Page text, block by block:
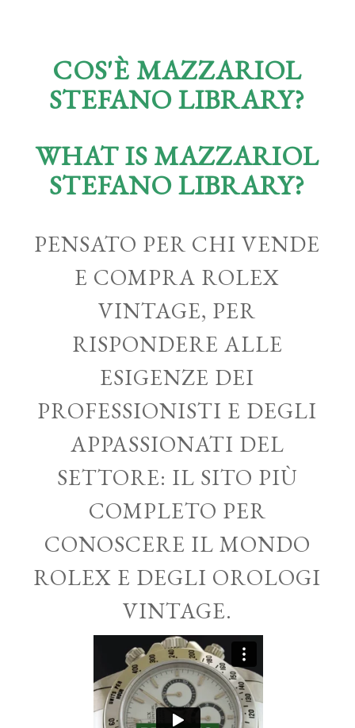
COS'È MAZZARIOL
STEFANO LIBRARY?
WHAT IS MAZZARIOL
STEFANO LIBRARY?
PENSATO PER CHI VENDE
E COMPRA ROLEX
VINTAGE, PER
RISPONDERE ALLE
ESIGENZE DEI
PROFESSIONISTI E DEGLI
APPASSIONATI DEL
SETTORE: IL SITO PIÙ
COMPLETO PER
CONOSCERE IL MONDO
ROLEX E DEGLI OROLOGI
VINTAGE.